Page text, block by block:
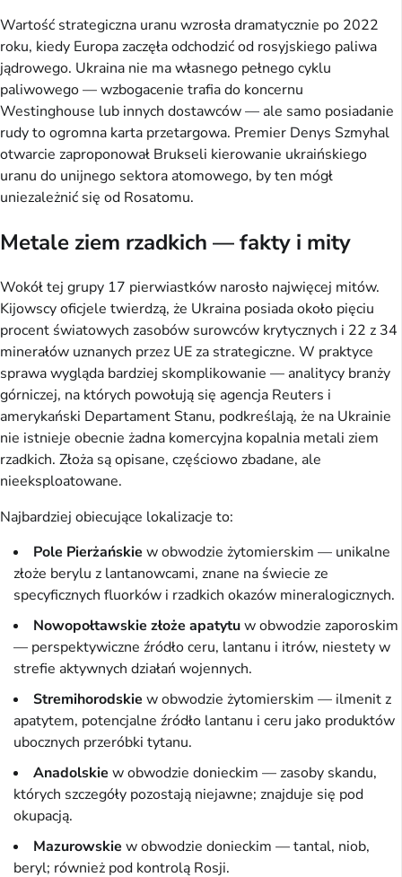
Wartość strategiczna uranu wzrosła dramatycznie po 2022
roku, kiedy Europa zaczęła odchodzić od rosyjskiego paliwa
jądrowego. Ukraina nie ma własnego pełnego cyklu
paliwowego — wzbogacenie trafia do koncernu
Westinghouse lub innych dostawców — ale samo posiadanie
rudy to ogromna karta przetargowa. Premier Denys Szmyhal
otwarcie zaproponował Brukseli kierowanie ukraińskiego
uranu do unijnego sektora atomowego, by ten mógł
uniezależnić się od Rosatomu.
Metale ziem rzadkich — fakty i mity
Wokół tej grupy 17 pierwiastków narosło najwięcej mitów.
Kijowscy oficjele twierdzą, że Ukraina posiada około pięciu
procent światowych zasobów surowców krytycznych i 22 z 34
minerałów uznanych przez UE za strategiczne. W praktyce
sprawa wygląda bardziej skomplikowanie — analitycy branży
górniczej, na których powołują się agencja Reuters i
amerykański Departament Stanu, podkreślają, że na Ukrainie
nie istnieje obecnie żadna komercyjna kopalnia metali ziem
rzadkich. Złoża są opisane, częściowo zbadane, ale
nieeksploatowane.
Najbardziej obiecujące lokalizacje to:
Pole Pierżańskie w obwodzie żytomierskim — unikalne
złoże berylu z lantanowcami, znane na świecie ze
specyficznych fluorków i rzadkich okazów mineralogicznych.
Nowopołtawskie złoże apatytuw obwodzie zaporoskim
— perspektywiczne źródło ceru, lantanu i itrów, niestety w
strefie aktywnych działań wojennych.
Stremihorodskie w obwodzie żytomierskim — ilmenit z
apatytem, potencjalne źródło lantanu i ceru jako produktów
ubocznych przeróbki tytanu.
Anadolskie w obwodzie donieckim — zasoby skandu,
których szczegóły pozostają niejawne; znajduje się pod
okupacją.
Mazurowskie w obwodzie donieckim — tantal, niob,
beryl; również pod kontrolą Rosji.